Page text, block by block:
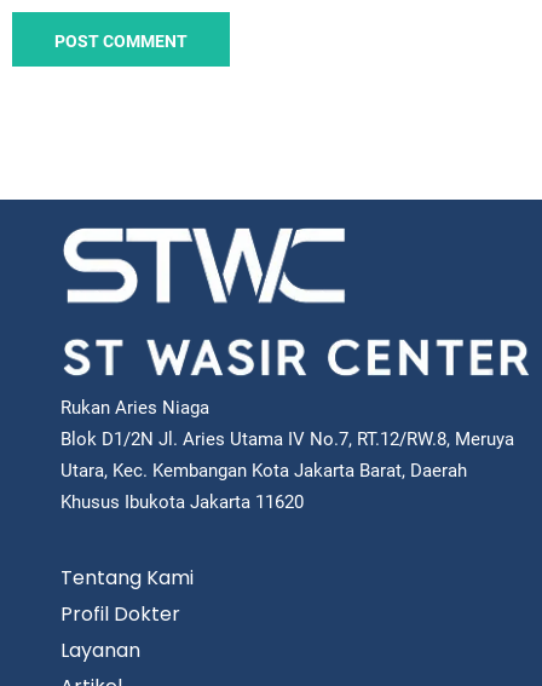
Rukan Aries Niaga
Blok D1/2N Jl. Aries Utama IV No.7, RT.12/RW.8, Meruya
Utara, Kec. Kembangan Kota Jakarta Barat, Daerah
Khusus Ibukota Jakarta 11620
Tentang Kami
Profil Dokter
Layanan